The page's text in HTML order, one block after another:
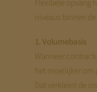
Flexibele opvang
niveaus binnen
1. Volumebasis
Wanneer
het moeilijker om
Dat verkleint de